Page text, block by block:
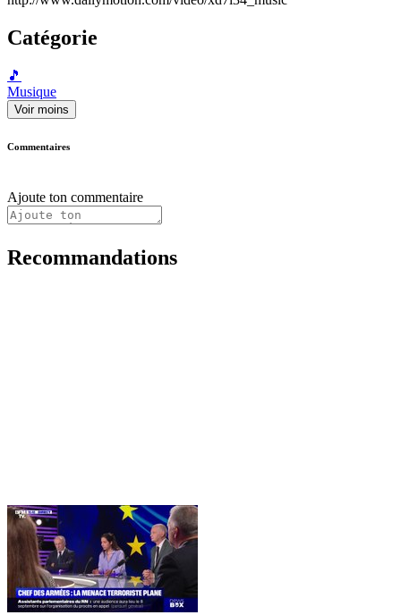
Catégorie
🎵
Musique
Voir moins
Commentaires
Ajoute ton commentaire
Recommandations